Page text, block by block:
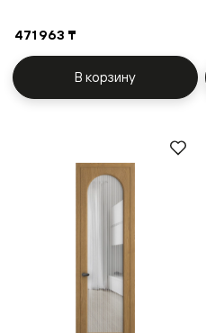
471 963 ₸
В корзину